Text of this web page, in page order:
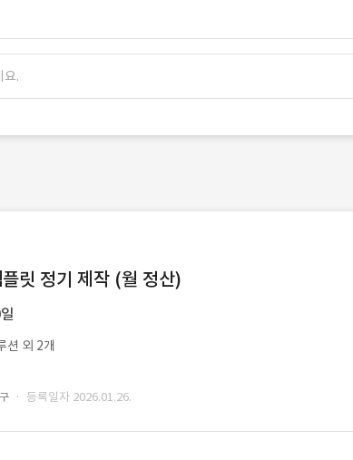
요.
릿 정기 제작 (월 정산)
션 외 2개
· 등록일자 2026.01.26.